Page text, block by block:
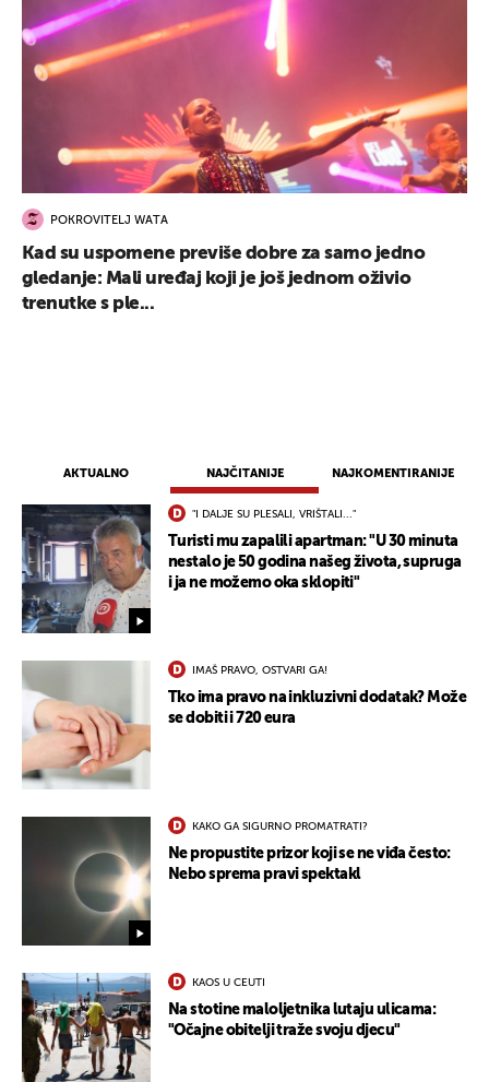
AKTUALNO NAJČITANIJE NAJKOMENTIRANIJE
"I DALJE SU PLESALI, VRIŠTALI..."
Turisti mu zapalili apartman: "U 30 minuta
nestalo je 50 godina našeg života, supruga
i ja ne možemo oka sklopiti"
IMAŠ PRAVO, OSTVARI GA!
Tko ima pravo na inkluzivni dodatak? Može
se dobiti i 720 eura
KAKO GA SIGURNO PROMATRATI?
Ne propustite prizor koji se ne viđa često:
Nebo sprema pravi spektakl
KAOS U CEUTI
Na stotine maloljetnika lutaju ulicama:
"Očajne obitelji traže svoju djecu"
POKROVITELJ WATA
Kad su uspomene previše dobre za samo jedno
gledanje: Mali uređaj koji je još jednom oživio
trenutke s ple...
UKLJUČITE NOTIFIKACIJE